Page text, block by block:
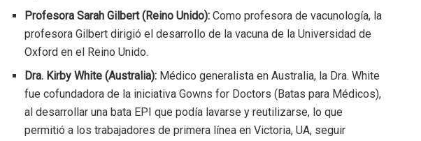
Profesora Sarah Gilbert (Reino Unido): Como profesora de vacunología, la
profesora Gilbert dirigió el desarrollo de la vacuna de la Universidad de
Oxford en el Reino Unido.
Dra. Kirby White (Australia): Médico generalista en Australia, la Dra. White
fue cofundadora de la iniciativa Gowns for Doctors (Batas para Médicos),
al desarrollar una bata EPI que podía lavarse y reutilizarse, lo que
permitió a los trabajadores de primera línea en Victoria, UA, seguir